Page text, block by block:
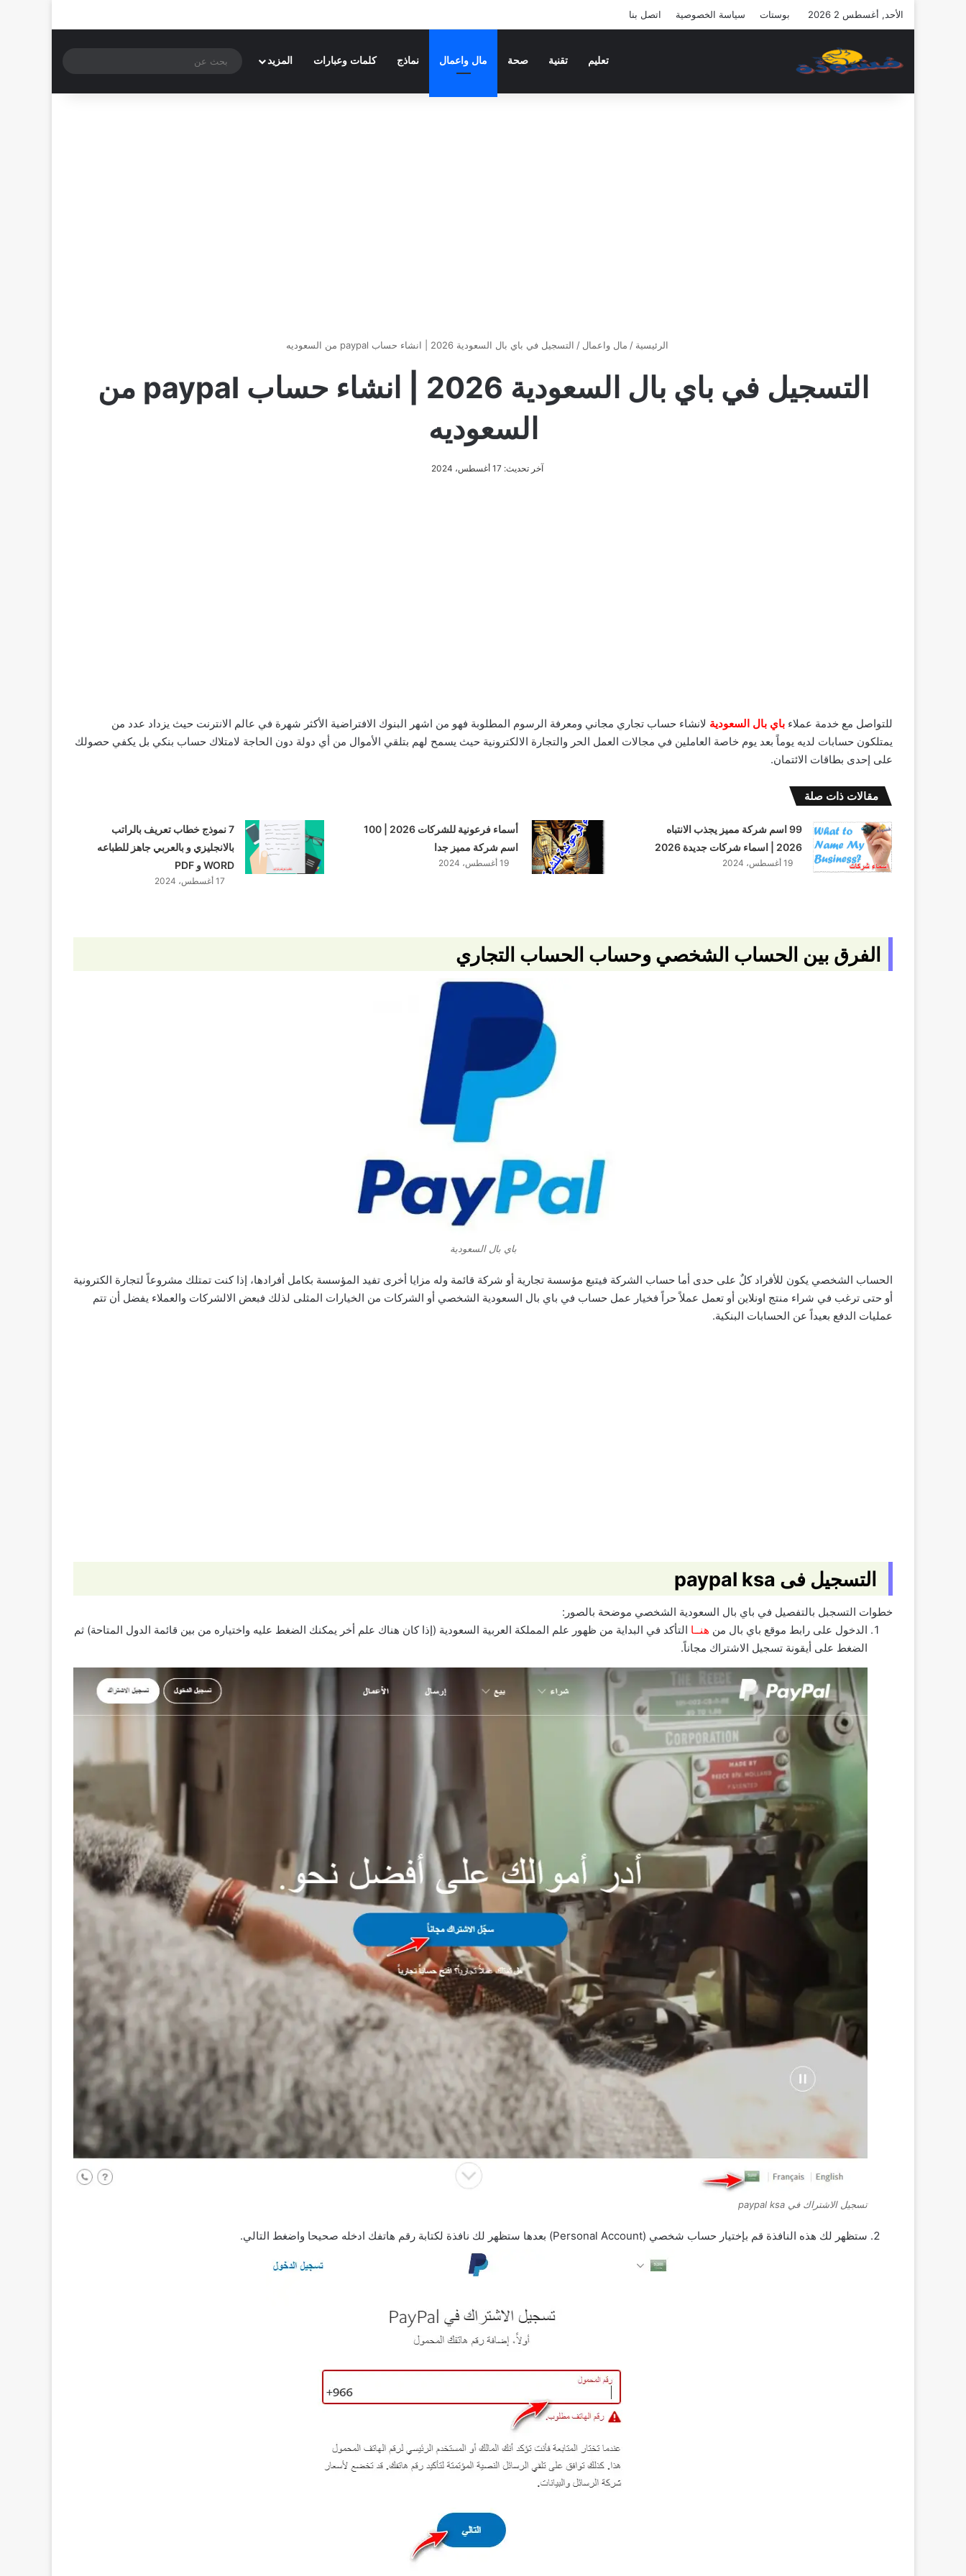
الأحد, أغسطس 2 2026 بوستات سياسة الخصوصية اتصل بنا
تعليم تقنية صحة مال واعمال نماذج كلمات وعبارات المزيد
الرئيسية / مال واعمال / التسجيل في باي بال السعودية 2026 | انشاء حساب paypal من السعوديه
التسجيل في باي بال السعودية 2026 | انشاء حساب paypal من
السعوديه
آخر تحديث: 17 أغسطس، 2024
للتواصل مع خدمة عملاء باي بال السعودية لانشاء حساب تجاري مجاني ومعرفة الرسوم المطلوبة فهو من اشهر البنوك الافتراضية الأكثر شهرة في عالم الانترنت حيث يزداد عدد من
يمتلكون حسابات لديه يوماً بعد يوم خاصة العاملين في مجالات العمل الحر والتجارة الالكترونية حيث يسمح لهم بتلقي الأموال من أي دولة دون الحاجة لامتلاك حساب بنكي بل يكفي حصولك
على إحدى بطاقات الائتمان.
مقالات ذات صلة
99 اسم شركة مميز يجذب الانتباه
2026 | اسماء شركات جديدة 2026
19 أغسطس، 2024
أسماء فرعونية للشركات 2026 | 100
اسم شركة مميز جدا
19 أغسطس، 2024
7 نموذج خطاب تعريف بالراتب
بالانجليزي و بالعربي جاهز للطباعه
WORD و PDF
17 أغسطس، 2024
الفرق بين الحساب الشخصي وحساب الحساب التجاري
باي بال السعودية
الحساب الشخصي يكون للأفراد كلٌ على حدى أما حساب الشركة فيتبع مؤسسة تجارية أو شركة قائمة وله مزايا أخرى تفيد المؤسسة بكامل أفرادها، إذا كنت تمتلك مشروعاً لتجارة الكترونية
أو حتى ترغب في شراء منتج اونلاين أو تعمل عملاً حراً فخيار عمل حساب في باي بال السعودية الشخصي أو الشركات من الخيارات المثلى لذلك فبعض الالشركات والعملاء يفضل أن تتم
عمليات الدفع بعيداً عن الحسابات البنكية.
التسجيل فى paypal ksa
خطوات التسجبل بالتفصيل في باي بال السعودية الشخصي موضحة بالصور:
الدخول على رابط موقع باي بال من هنــا التأكد في البداية من ظهور علم المملكة العربية السعودية (إذا كان هناك علم أخر يمكنك الضغط عليه واختياره من بين قائمة الدول المتاحة) ثم
الضغط على أيقونة تسجيل الاشتراك مجاناً.
تسجيل الاشتراك في paypal ksa
ستظهر لك هذه النافذة قم بإختيار حساب شخصي (Personal Account) بعدها ستظهر لك نافذة لكتابة رقم هاتفك ادخله صحيحا واضغط التالي.